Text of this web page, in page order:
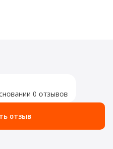
0 отзывов
отзыв